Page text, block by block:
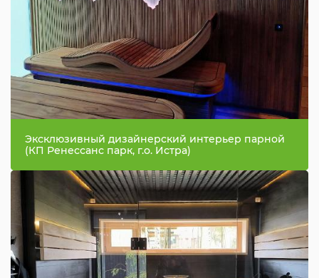
Эксклюзивный дизайнерский интерьер парной
(КП Ренессанс парк, г.о. Истра)